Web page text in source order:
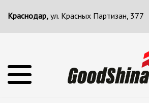
Краснодар, ул. Красных Партизан, 377